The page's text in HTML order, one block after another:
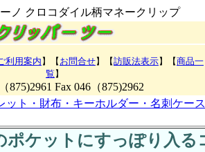
ノ クロコダイル柄マネークリップ
利用案内 】【 お問合せ】【訪販法表示】【商品一
覧 】
875)2961 Fax 046（875)2962
ット・財布・キーホルダー・名刺ケース
ポケットにすっぽり入る